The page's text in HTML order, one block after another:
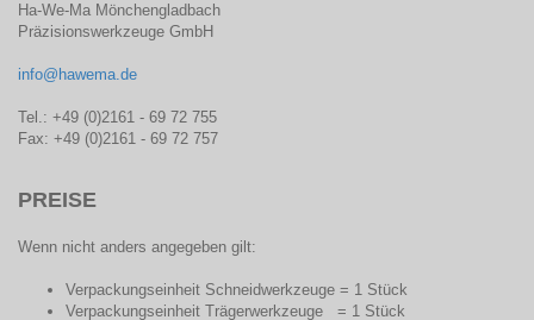
Ha-We-Ma Mönchengladbach
Präzisionswerkzeuge GmbH
info@hawema.de
Tel.: +49 (0)2161 - 69 72 755
Fax: +49 (0)2161 - 69 72 757
PREISE
Wenn nicht anders angegeben gilt:
Verpackungseinheit Schneidwerkzeuge = 1 Stück
Verpackungseinheit Trägerwerkzeuge = 1 Stück